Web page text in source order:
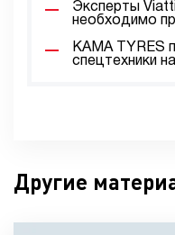
Эксперты
необходимо
KAMA TYRES
спецтехники
Другие